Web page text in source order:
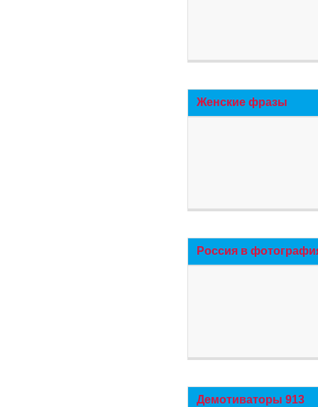
Женские фразы
Россия в
Демотиваторы 913